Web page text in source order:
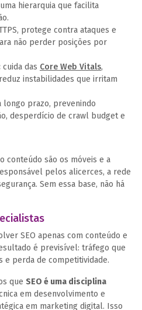
hierarquia que facilita
protege contra ataques e
não perder posições por
cuida das Core Web Vitals,
instabilidades que irritam
longo prazo, prevenindo
desperdício de crawl budget e
conteúdo são os móveis e a
pelos alicerces, a rede
Sem essa base, não há
SEO apenas com conteúdo e
é previsível: tráfego que
e perda de competitividade.
que SEO é uma disciplina
em desenvolvimento e
em marketing digital. Isso